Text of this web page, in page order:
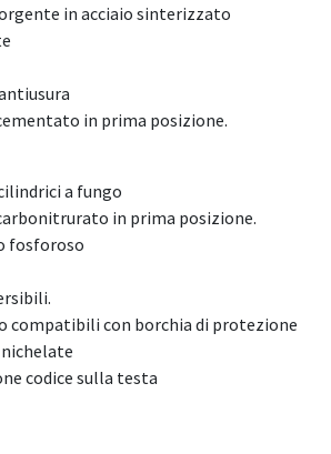
in acciaio sinterizzato
in prima posizione.
a fungo
in prima posizione.
fosforoso
compatibili con borchia di protezione
codice sulla testa​